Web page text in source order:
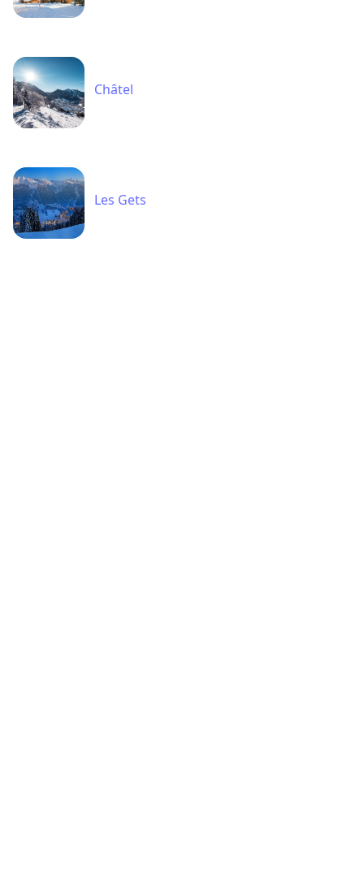
Châtel
Les Gets